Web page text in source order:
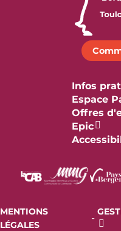
Infos
Espace
Offres
Epic
MENTIONS
LÉGALES
-